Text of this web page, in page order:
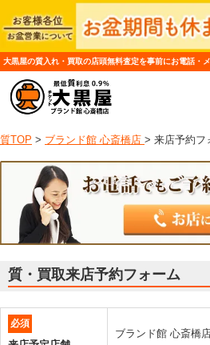
大黒屋の質入れ・買取の店頭無料査定を事前にお電話・
質TOP > ブランド館 心斎橋店 > 来店予約フ
質・買取来店予約フォーム
必須
ブランド館 心斎橋